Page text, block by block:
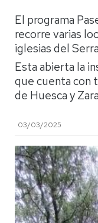
El programa
recorre varias
iglesias del
Esta abierta la
que cuenta con
de Huesca y
03/03/2025